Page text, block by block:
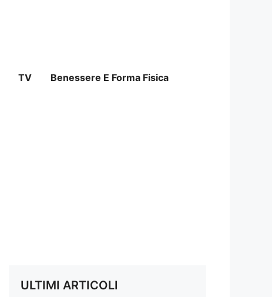
TV Benessere E Forma Fisica
ULTIMI ARTICOLI